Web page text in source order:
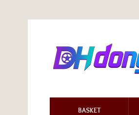
BASKET